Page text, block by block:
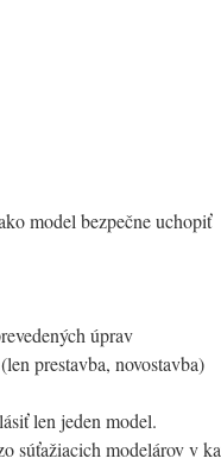
model bezpečne uchopiť
úprav
prestavba, novostavba)
len jeden model.
súťažiacich modelárov v